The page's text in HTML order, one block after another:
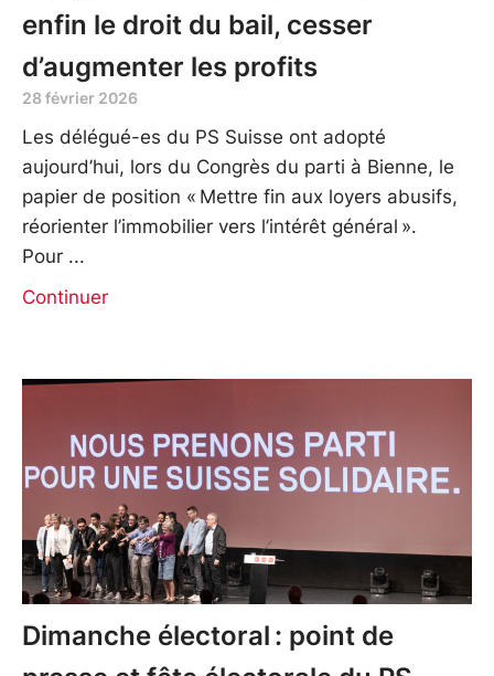
enfin le droit du bail, cesser
d’augmenter les profits
28 février 2026
Les délégué-es du PS Suisse ont adopté
aujourd’hui, lors du Congrès du parti à Bienne, le
papier de position « Mettre fin aux loyers abusifs,
réorienter l’immobilier vers l’intérêt général ».
Pour
Continuer
Dimanche électoral : point de